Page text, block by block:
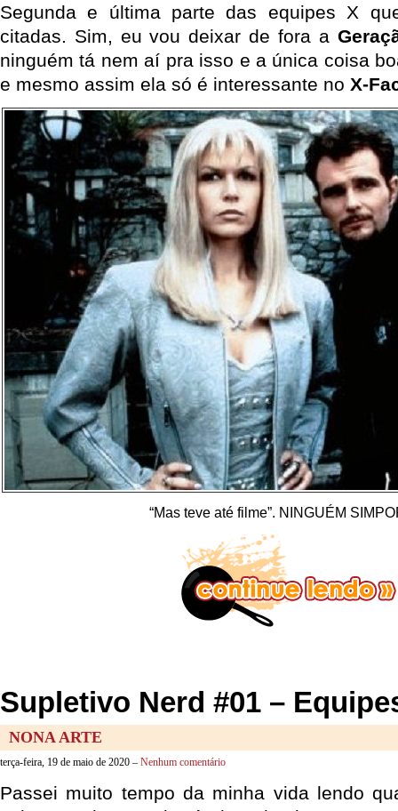
Segunda e última parte das equipes X
citadas. Sim, eu vou deixar de fora a
ninguém tá nem aí pra isso e a única coisa
e mesmo assim ela só é interessante no X-
“Mas teve até filme”. NINGUÉM
Supletivo Nerd #01 –
NONA ARTE
terça-feira, 19 de maio de 2020 – Nenhum comentário
Passei muito tempo da minha vida lendo